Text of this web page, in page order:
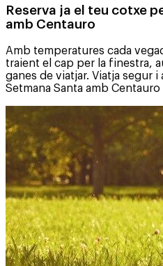
Reserva ja el teu cotxe
amb Centauro
Amb temperatures cada
traient el cap per la finestra,
ganes de viatjar. Viatja segur i
Setmana Santa amb Centauro